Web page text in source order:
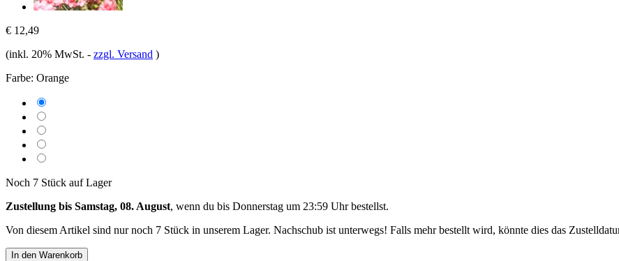
€ 12,49
(inkl. 20% MwSt. - zzgl. Versand )
Farbe: Orange
Noch 7 Stück auf Lager
Zustellung bis Samstag, 08. August, wenn du bis Donnerstag um 23:59 Uhrbestellst.
Von diesem Artikel sind nur noch 7 Stück in unserem Lager. Nachschub ist unterwegs! Falls mehr bestellt wird, könnte dies das
In den Warenkorb